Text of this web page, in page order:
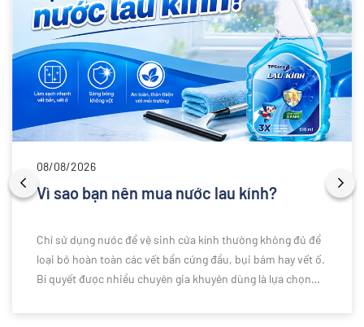
08/08/2026
Vì sao bạn nên mua nước lau kính?
Chỉ sử dụng nước để vệ sinh cửa kính thường không đủ để
loại bỏ hoàn toàn các vết bẩn cứng đầu, bụi bám hay vết ố.
Bí quyết được nhiều chuyên gia khuyên dùng là lựa chọn